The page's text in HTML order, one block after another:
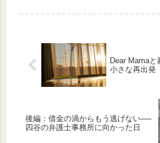
Dear Mama
小さな再出発
後編：借金の渦からもう逃げない──
四谷の弁護士事務所に向かった日